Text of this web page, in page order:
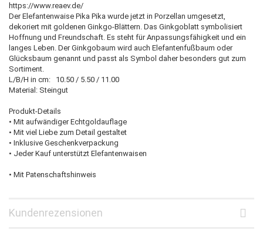
https://www.reaev.de/
Der Elefantenwaise Pika Pika wurde jetzt in Porzellan umgesetzt,
dekoriert mit goldenen Ginkgo-Blättern. Das Ginkgoblatt symbolisiert
Hoffnung und Freundschaft. Es steht für Anpassungsfähigkeit und ein
langes Leben. Der Ginkgobaum wird auch Elefantenfußbaum oder
Glücksbaum genannt und passt als Symbol daher besonders gut zum
Sortiment.
L/B/H in cm: 10.50 / 5.50 / 11.00
Material: Steingut
Produkt-Details
• Mit aufwändiger Echtgoldauflage
• Mit viel Liebe zum Detail gestaltet
• Inklusive Geschenkverpackung
• Jeder Kauf unterstützt Elefantenwaisen
• Mit Patenschaftshinweis
Kundenrezensionen